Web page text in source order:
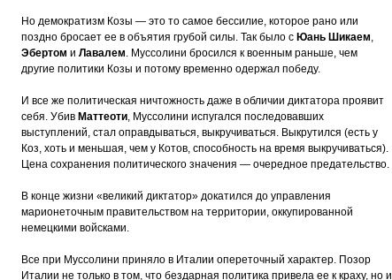
Но демократизм Козы — это то самое бессилие, которое рано или
поздно бросает ее в объятия грубой силы. Так было с Юань Шикаем,
Эбертом и Лавалем. Муссолини бросился к военным раньше, чем
другие политики Козы и потому временно одержал победу.
И все же политическая ничтожность даже в обличии диктатора проявит
себя. Убив Маттеоти, Муссолини испугался последовавших
выступлений, стал оправдываться, выкручиваться. Выкрутился (есть у
Коз, хоть и меньшая, чем у Котов, способность на время выкручиваться).
Цена сохранения политического значения — очередное предательство.
В конце жизни «великий диктатор» докатился до управления
марионеточным правительством на территории, оккупированной
немецкими войсками.
Все при Муссолини приняло в Италии опереточный характер. Позор
Италии не только в том, что бездарная политика привела ее к краху, но и